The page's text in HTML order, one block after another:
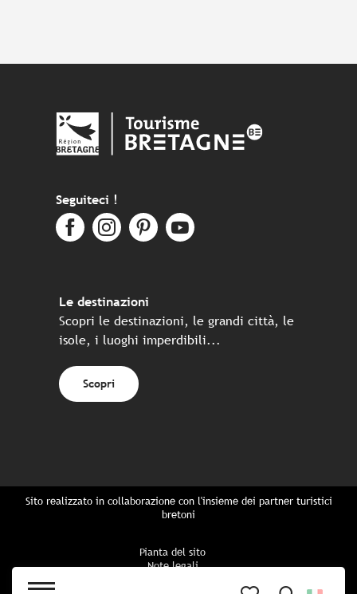
Seguiteci !
Le destinazioni
Scopri le destinazioni, le grandi città, le
isole, i luoghi imperdibili...
Scopri
Sito realizzato in collaborazione con l'insieme dei partner turistici
bretoni
Pianta del sito
Note legali